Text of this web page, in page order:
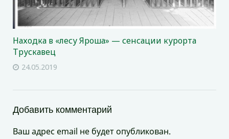
Находка в «лесу Яроша» — сенсации курорта
Трускавец
24.05.2019
Добавить комментарий
Ваш адрес email не будет опубликован.